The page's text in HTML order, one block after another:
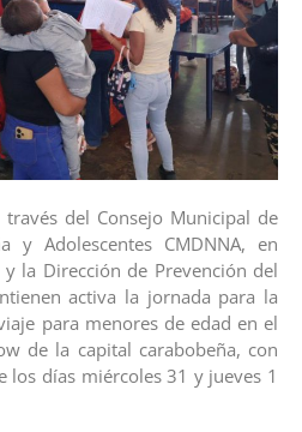
del Consejo Municipal de
y Adolescentes CMDNNA, en
la Dirección de Prevención del
activa la jornada para la
para menores de edad en el
de la capital carabobeña, con
los días miércoles 31 y jueves 1